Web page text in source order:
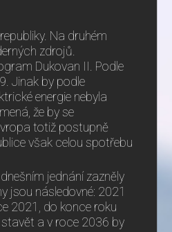
Na druhém
zdrojů.
Dukovan II. Podle
Jinak by podle
energie nebyla
že by se
totiž postupně
však celou spotřebu
jednání zazněly
jsou následovné: 2021
2021, do konce roku
a v roce 2036 by